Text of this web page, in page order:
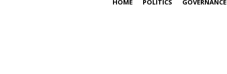
HOME POLITICS GOVERNANCE